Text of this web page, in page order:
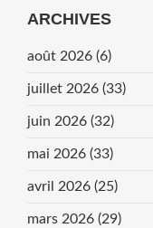
ARCHIVES
août 2026 (6)
juillet 2026 (33)
juin 2026 (32)
mai 2026 (33)
avril 2026 (25)
mars 2026 (29)